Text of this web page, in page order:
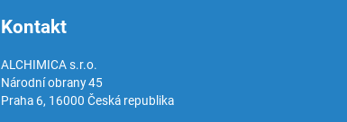
Kontakt
ALCHIMICA s.r.o.
Národní obrany 45
Praha 6, 16000 Česká republika